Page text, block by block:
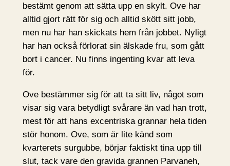
bestämt genom att sätta upp en skylt. Ove har
alltid gjort rätt för sig och alltid skött sitt jobb,
men nu har han skickats hem från jobbet. Nyligt
har han också förlorat sin älskade fru, som gått
bort i cancer. Nu finns ingenting kvar att leva
för.
Ove bestämmer sig för att ta sitt liv, något som
visar sig vara betydligt svårare än vad han trott,
mest för att hans excentriska grannar hela tiden
stör honom. Ove, som är lite känd som
kvarterets surgubbe, börjar faktiskt tina upp till
slut, tack vare den gravida grannen Parvaneh,